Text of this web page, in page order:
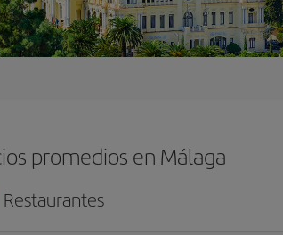
promedios en Málaga
Restaurantes